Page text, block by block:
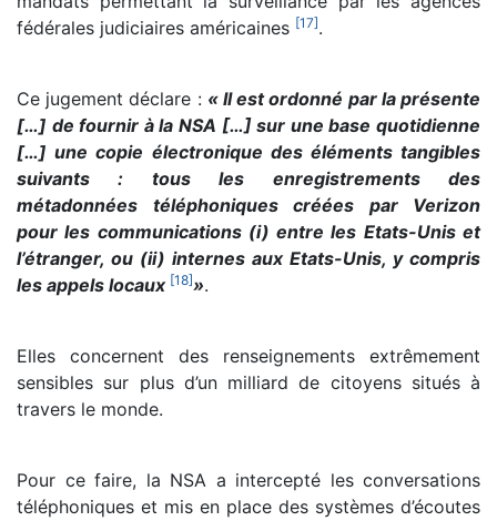
fédérales judiciaires américaines [17].
Ce jugement déclare : « Il est ordonné par la présente
[…] de fournir à la NSA […] sur une base quotidienne
[…] une copie électronique des éléments tangibles
suivants : tous les enregistrements des
métadonnées téléphoniques créées par Verizon
pour les communications (i) entre les Etats-Unis et
l’étranger, ou (ii) internes aux Etats-Unis, y compris
les appels locaux [18]».
Elles concernent des renseignements extrêmement
sensibles sur plus d’un milliard de citoyens situés à
travers le monde.
Pour ce faire, la NSA a intercepté les conversations
téléphoniques et mis en place des systèmes d’écoutes